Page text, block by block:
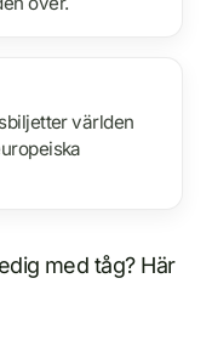
världen
med tåg? Här